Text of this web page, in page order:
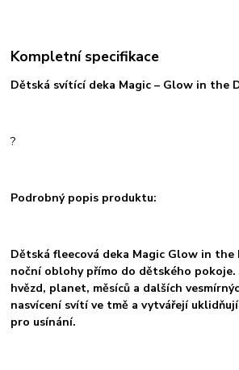
Kompletní specifikace
Dětská svítící deka Magic – Glow in the
?
Podrobný popis produktu:
Dětská fleecová deka Magic Glow in
noční oblohy přímo do dětského pokoje.
hvězd, planet, měsíců a dalších
nasvícení svítí ve tmě a vytvářejí
pro usínání.